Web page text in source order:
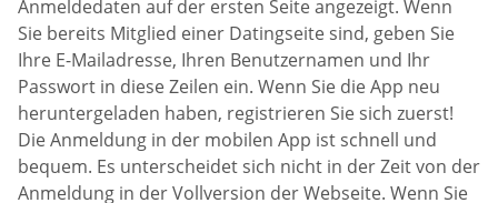
Anmeldedaten auf der ersten Seite angezeigt. Wenn
Sie bereits Mitglied einer Datingseite sind, geben Sie
Ihre E-Mailadresse, Ihren Benutzernamen und Ihr
Passwort in diese Zeilen ein. Wenn Sie die App neu
heruntergeladen haben, registrieren Sie sich zuerst!
Die Anmeldung in der mobilen App ist schnell und
bequem. Es unterscheidet sich nicht in der Zeit von der
Anmeldung in der Vollversion der Webseite. Wenn Sie